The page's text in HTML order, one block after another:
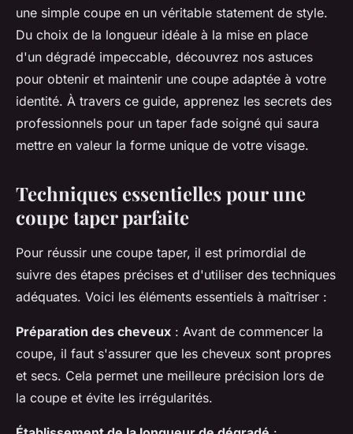
une simple coupe en un véritable statement de style.
Du choix de la longueur idéale à la mise en place
d'un dégradé impeccable, découvrez nos astuces
pour obtenir et maintenir une coupe adaptée à votre
identité. À travers ce guide, apprenez les secrets des
professionnels pour un taper fade soigné qui saura
mettre en valeur la forme unique de votre visage.
Techniques essentielles pour une
coupe taper parfaite
Pour réussir une coupe taper, il est primordial de
suivre des étapes précises et d'utiliser des techniques
adéquates. Voici les éléments essentiels à maîtriser :
Préparation des cheveux : Avant de commencer la
coupe, il faut s'assurer que les cheveux sont propres
et secs. Cela permet une meilleure précision lors de
la coupe et évite les irrégularités.